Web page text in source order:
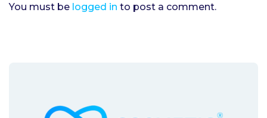
You must be logged in to post a comment.